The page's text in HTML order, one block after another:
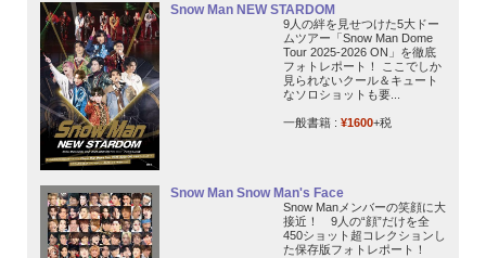
Snow Man NEW STARDOM
9人の絆を見せつけた5大ドー
ムツアー「Snow Man Dome
Tour 2025-2026 ON」を徹底
フォトレポート！ ここでしか
見られないクール＆キュート
なソロショットも要...
一般書籍 : ¥1600+税
Snow Man Snow Man's Face
Snow Manメンバーの笑顔に大
接近！ 9人の“顔”だけを全
450ショット超コレクションし
た保存版フォトレポート！